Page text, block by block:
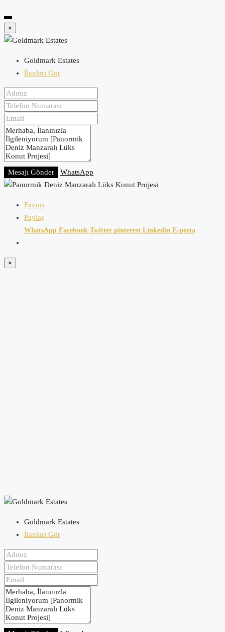
×
Goldmark Estates
İlanları Gör
Mesajı Gönder WhatsApp
Favori
Paylaş
WhatsApp Facebook Twitter pinterest Linkedin E-posta
×
Goldmark Estates
İlanları Gör